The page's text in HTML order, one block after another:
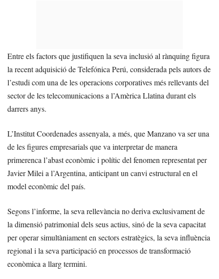
Entre els factors que justifiquen la seva inclusió al rànquing figura
la recent adquisició de Telefónica Perú, considerada pels autors de
l’estudi com una de les operacions corporatives més rellevants del
sector de les telecomunicacions a l’Amèrica Llatina durant els
darrers anys.
L’Institut Coordenades assenyala, a més, que Manzano va ser una
de les figures empresarials que va interpretar de manera
primerenca l’abast econòmic i polític del fenomen representat per
Javier Milei a l’Argentina, anticipant un canvi estructural en el
model econòmic del país.
Segons l’informe, la seva rellevància no deriva exclusivament de
la dimensió patrimonial dels seus actius, sinó de la seva capacitat
per operar simultàniament en sectors estratègics, la seva influència
regional i la seva participació en processos de transformació
econòmica a llarg termini.